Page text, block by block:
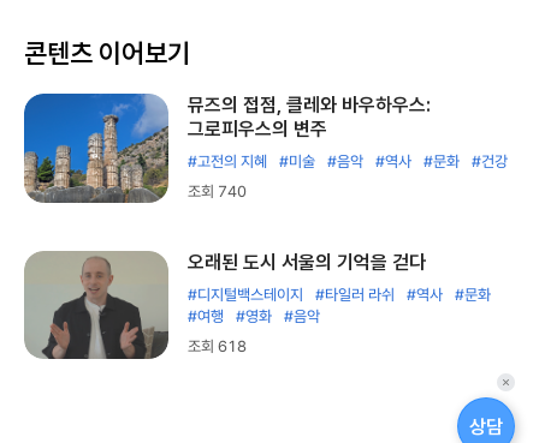
콘텐츠 이어보기
뮤즈의 접점, 클레와 바우하우스:
그로피우스의 변주
#고전의 지혜 #미술 #음악 #역사 #문화
#건강
조회 740
오래된 도시 서울의 기억을 걷다
#디지털백스테이지 #타일러 라쉬 #역사
#문화
#여행
#영화
#음악
조회 618
상담
퀵
메
뉴